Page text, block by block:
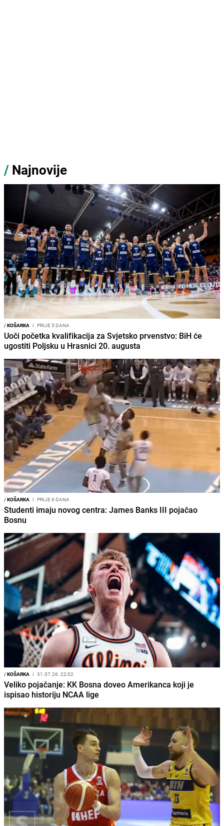
/ Najnovije
/KOŠARKA I PRIJE 5 DANA
Uoči početka kvalifikacija za Svjetsko prvenstvo: BiH će
ugostiti Poljsku u Hrasnici 20. augusta
/KOŠARKA I PRIJE 6 DANA
Studenti imaju novog centra: James Banks III pojačao
Bosnu
/KOŠARKA I 31.07.26. 22:02
Veliko pojačanje: KK Bosna doveo Amerikanca koji je
ispisao historiju NCAA lige